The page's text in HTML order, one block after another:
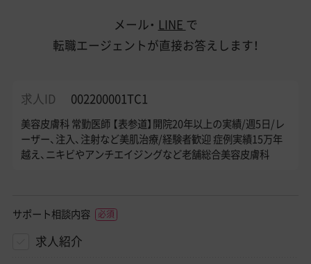
メール・ LINE で
転職エージェントが直接お答えします！
求人ID 002200001TC1
美容皮膚科 常勤医師 【表参道】開院20年以上の実績/週5日/レ
ーザー、注入、注射など美肌治療/経験者歓迎 症例実績15万年
越え、ニキビやアンチエイジングなど老舗総合美容皮膚科
サポート相談内容
求人紹介